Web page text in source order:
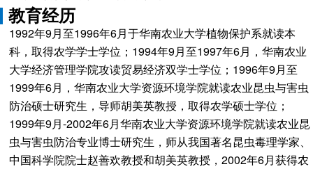
教育经历
1992年9月至1996年6月于华南农业大学植物保护系就读本
科，取得农学学士学位；1994年9月至1997年6月，华南农业
大学经济管理学院攻读贸易经济双学士学位；1996年9月至
1999年6月，华南农业大学资源环境学院就读农业昆虫与害虫
防治硕士研究生，导师胡美英教授，取得农学硕士学位；
1999年9月-2002年6月华南农业大学资源环境学院就读农业昆
虫与害虫防治专业博士研究生，师从我国著名昆虫毒理学家、
中国科学院院士赵善欢教授和胡美英教授，2002年6月获得农